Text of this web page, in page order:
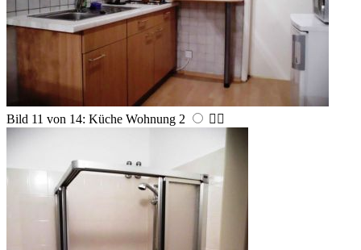
Bild 11 von 14: Küche Wohnung 2  